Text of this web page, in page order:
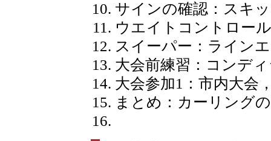
サインの確認：スキ
ウエイトコントロー
スイーパー：ライン
大会前練習：コンデ
大会参加1：市内大会
まとめ：カーリング